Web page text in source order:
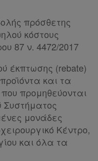
πρόσθετης
κόστους
87 ν. 4472/2017
έκπτωσης (rebate)
και τα
προμηθεύονται
Συστήματος
μονάδες
Κέντρο,
και όλα τα